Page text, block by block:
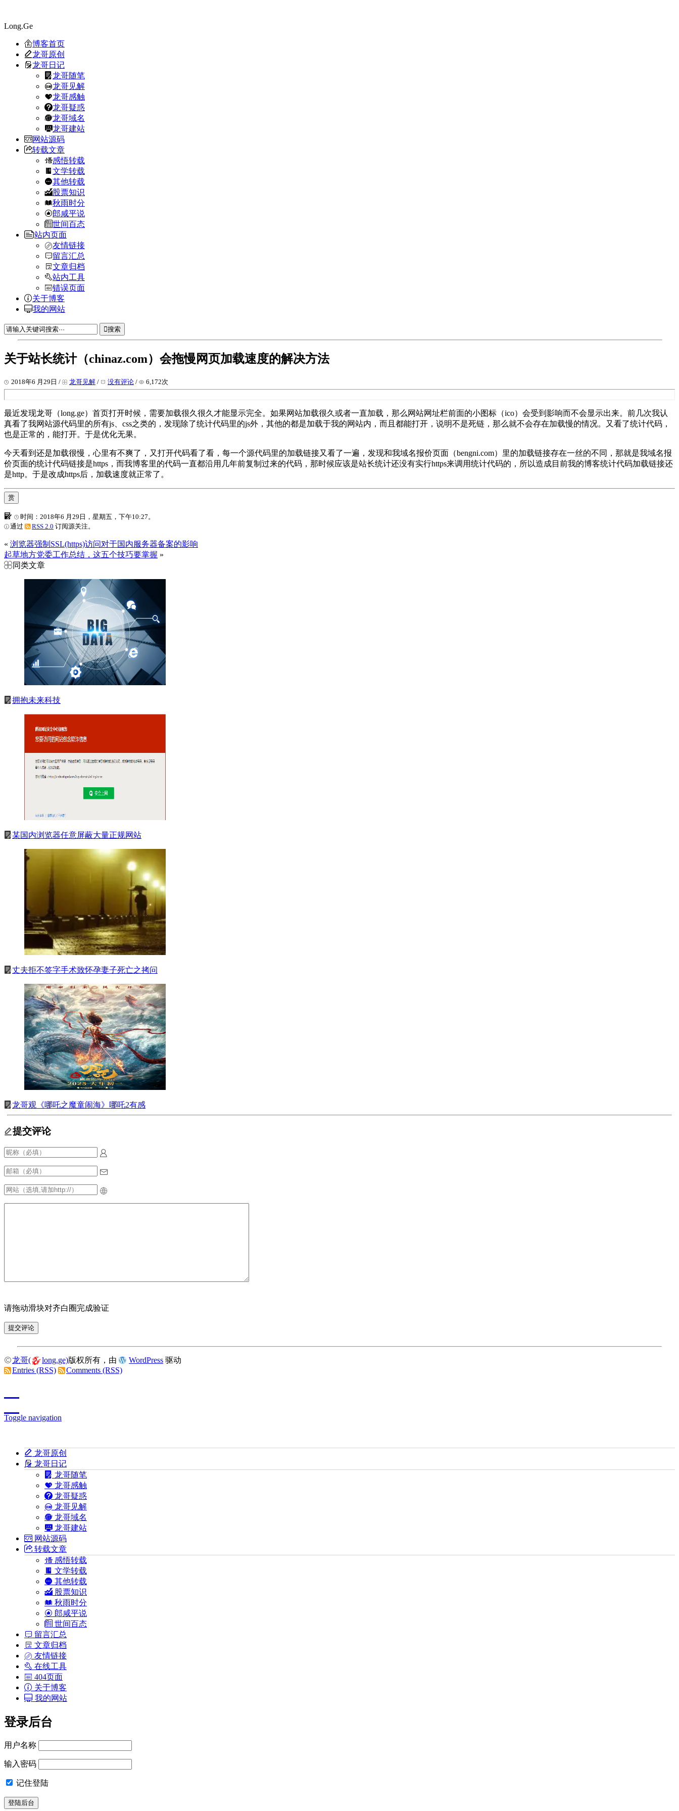
Long.Ge
博客首页
龙哥原创
龙哥日记
龙哥随笔
龙哥见解
龙哥感触
龙哥疑惑
龙哥域名
龙哥建站
网站源码
转载文章
感悟转载
文学转载
其他转载
股票知识
秋雨时分
郎咸平说
世间百态
站内页面
友情链接
留言汇总
文章归档
站内工具
错误页面
关于博客
我的网站
搜索
关于站长统计（chinaz.com）会拖慢网页加载速度的解决方法
2018年6 月29日 / 龙哥见解 / 没有评论 / 6,172次
最近发现龙哥（long.ge）首页打开时候，需要加载很久很久才能显示完全。如果网站加载很久或者一直加载，那么网站网址栏前面的小图标（ico）会受到影响而不会显示出来。前几次我认
真看了我网站源代码里的所有js、css之类的，发现除了统计代码里的js外，其他的都是加载于我的网站内，而且都能打开，说明不是死链，那么就不会存在加载慢的情况。又看了统计代码，
也是正常的，能打开。于是优化无果。
今天看到还是加载很慢，心里有不爽了，又打开代码看了看，每一个源代码里的加载链接又看了一遍，发现和我域名报价页面（bengni.com）里的加载链接存在一丝的不同，那就是我域名报
价页面的统计代码链接是https，而我博客里的代码一直都沿用几年前复制过来的代码，那时候应该是站长统计还没有实行https来调用统计代码的，所以造成目前我的博客统计代码加载链接还
是http。于是改成https后，加载速度就正常了。
赏
时间：2018年6 月29日，星期五，下午10:27。
通过
RSS 2.0 订阅源关注。
« 浏览器强制SSL(https)访问对于国内服务器备案的影响
起草地方党委工作总结，这五个技巧要掌握 »
提交评论
请拖动滑块对齐白圈完成验证
同类文章
拥抱未来科技
某国内浏览器任意屏蔽大量正规网站
丈夫拒不签字手术致怀孕妻子死亡之拷问
龙哥观《哪吒之魔童闹海》哪吒2有感
龙哥( long.ge)版权所有，由 WordPress 驱动
Entries (RSS)
Comments (RSS)
Toggle navigation
龙哥原创
龙哥日记
龙哥随笔
龙哥感触
龙哥疑惑
龙哥见解
龙哥域名
龙哥建站
网站源码
转载文章
感悟转载
文学转载
其他转载
股票知识
秋雨时分
郎咸平说
世间百态
留言汇总
文章归档
友情链接
在线工具
404页面
关于博客
我的网站
登录后台
用户名称
输入密码
记住登陆